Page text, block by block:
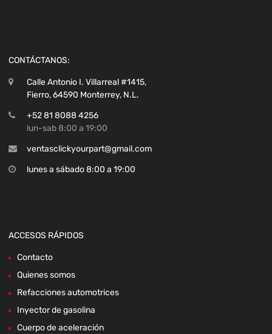
CONTÁCTANOS:
Calle Antonio I. Villarreal #1415,
Fierro, 64590 Monterrey, N.L.
+52 81 8088 4256
lun-sab 8:00 a 19:00
ventasclickyourpart@gmail.com
lunes a sábado 8:00 a 19:00
ACCESOS RÁPIDOS
Contacto
Quienes somos
Refacciones automotrices
Inyector de gasolina
Cuerpo de aceleración